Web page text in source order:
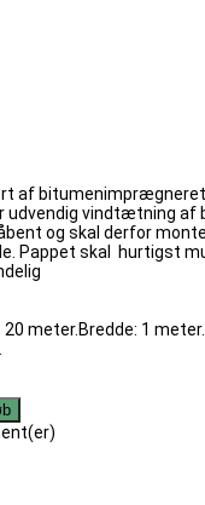
af
udvendig vindtætning af
og skal derfor
Pappet skal hurtigst
20 meter.Bredde: 1